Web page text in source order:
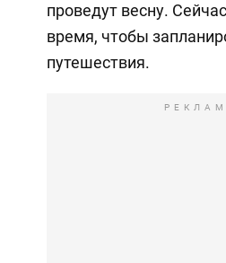
проведут весну.
время, чтобы
путешествия.